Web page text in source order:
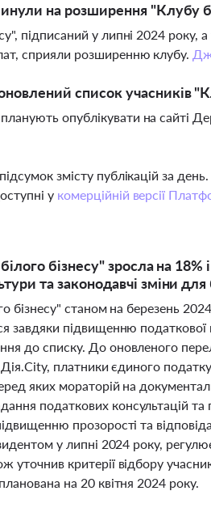
на розширення "Клубу
підписаний у липні 2024 року,
сприяли розширенню клубу.
список учасників
опублікувати на сайті
змісту публікацій за
у комерційній версії
бізнесу" зросла на
та законодавчі зміни для
бізнесу" станом на березень
завдяки підвищенню
до списку. До оновленого
платники єдиного
яких мораторій на
податкових консультацій
прозорості та
у липні 2024 року,
уточнив критерії відбору
на 20 квітня 2024 року.